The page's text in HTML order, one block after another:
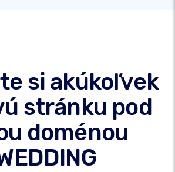
si akúkoľvek
stránku pod
doménou